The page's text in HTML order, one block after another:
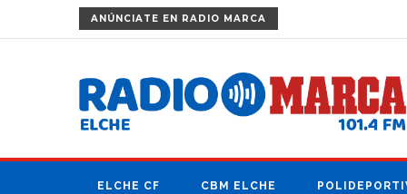
ANÚNCIATE EN RADIO MARCA
ELCHE CF CBM ELCHE